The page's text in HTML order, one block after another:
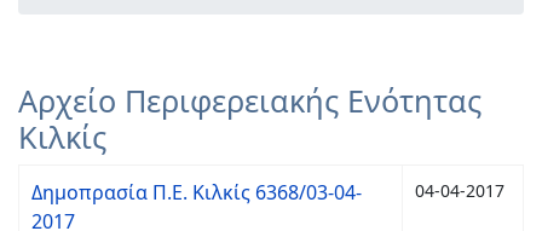
Αρχείο Περιφερειακής Ενότητας
Κιλκίς
Δημοπρασία Π.Ε. Κιλκίς 6368/03-04-
2017
04-04-2017